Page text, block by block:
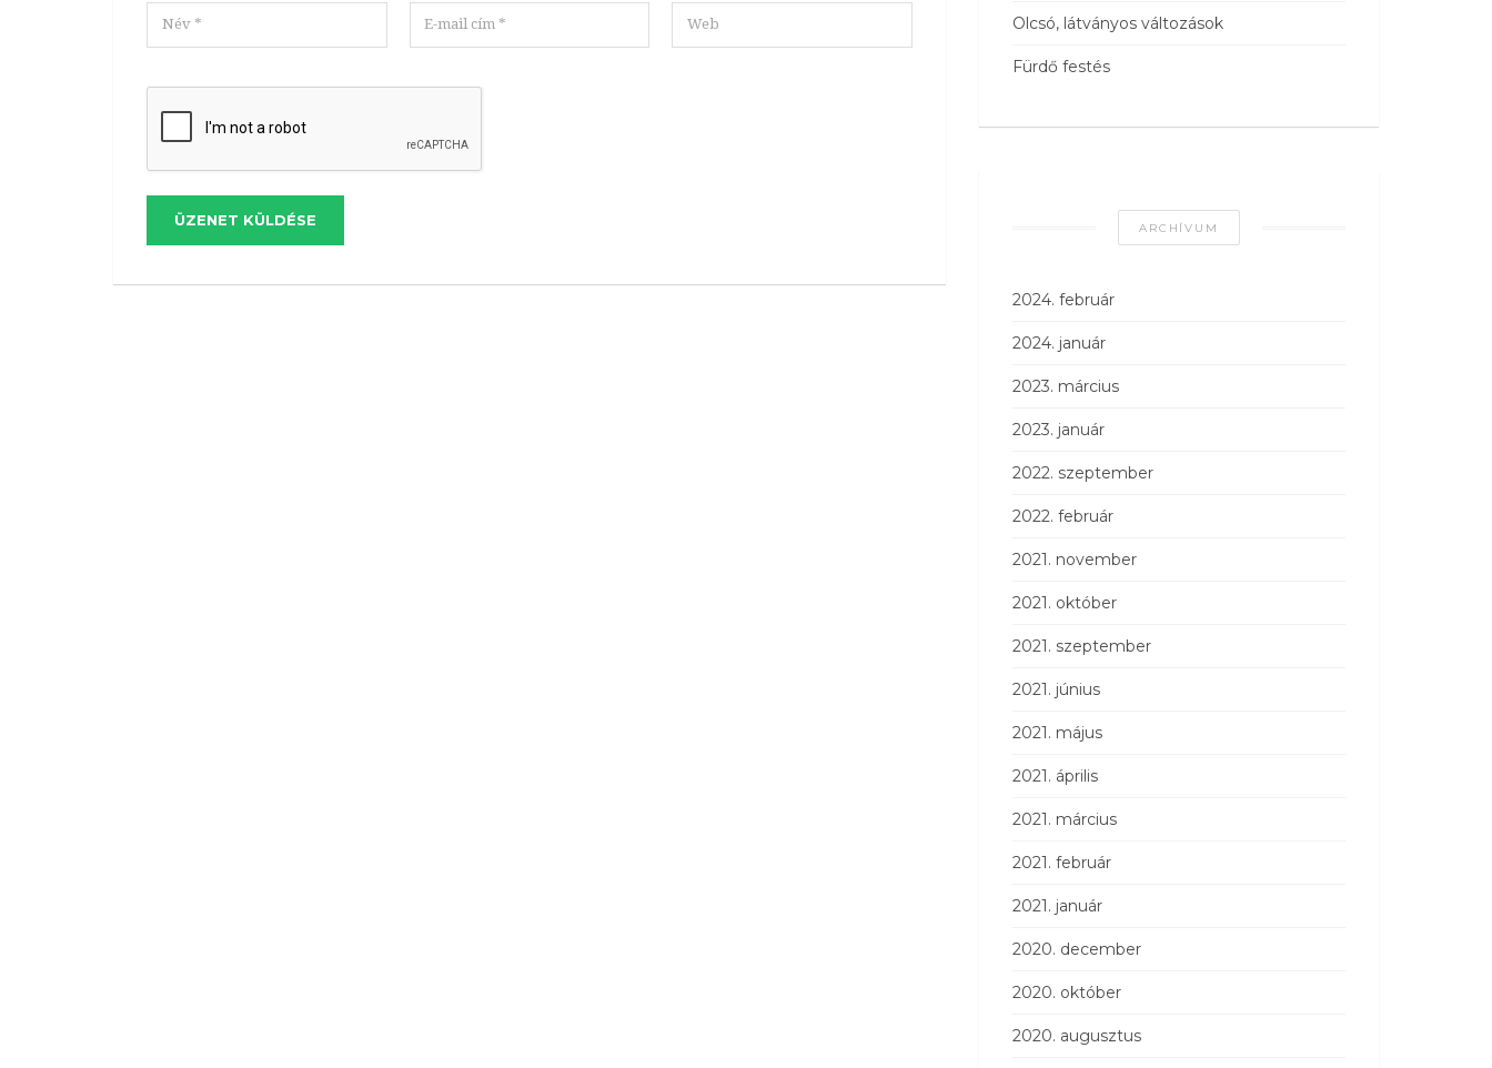
ÜZENET KÜLDÉSE
Olcsó, látványos változások
Fürdő festés
ARCHÍVUM
2024. február
2024. január
2023. március
2023. január
2022. szeptember
2022. február
2021. november
2021. október
2021. szeptember
2021. június
2021. május
2021. április
2021. március
2021. február
2021. január
2020. december
2020. október
2020. augusztus